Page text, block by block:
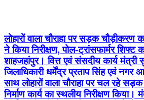
लोहारों वाला चौराहा पर सड़क चौड़ीकरण
ने किया निरीक्षण, पोल-ट्रांसफार्मर शिफ्ट
शाहजहांपुर। वित्त एवं संसदीय कार्य
जिलाधिकारी धर्मेंद्र प्रताप सिंह एवं नगर
साथ लोहारों वाला चौराहा पर चल रहे
निर्माण कार्य का स्थलीय निरीक्षण किया।